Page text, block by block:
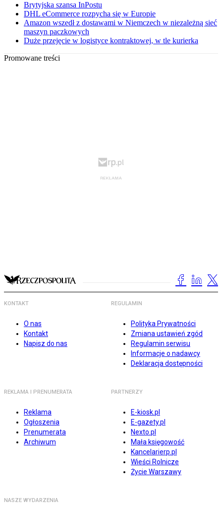
Brytyjska szansa InPostu
DHL eCommerce rozpycha się w Europie
Amazon wszedł z dostawami w Niemczech w niezależną sieć
maszyn paczkowych
Duże przejęcie w logistyce kontraktowej, w tle kurierka
Promowane treści
KONTAKT
O nas
Kontakt
Napisz do nas
REGULAMIN
Polityka Prywatności
Zmiana ustawień zgód
Regulamin serwisu
Informacje o nadawcy
Deklaracja dostępności
REKLAMA I PRENUMERATA
Reklama
Ogłoszenia
Prenumerata
Archiwum
PARTNERZY
E-kiosk.pl
E-gazety.pl
Nexto.pl
Mała księgowość
Kancelarierp.pl
Wieści Rolnicze
Życie Warszawy
NASZE WYDARZENIA